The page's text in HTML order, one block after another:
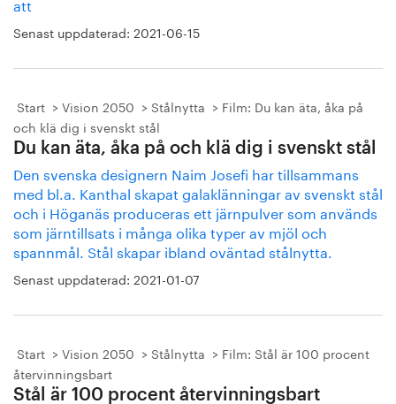
Senast uppdaterad: 2021-06-15
Start Vision 2050 Stålnytta
Film: Du kan äta, åka på
och klä dig i svenskt stål
Du kan äta, åka på och klä dig i svenskt stål
Den svenska designern Naim Josefi har tillsammans
med bl.a. Kanthal skapat galaklänningar av svenskt stål
och i Höganäs produceras ett järnpulver som används
som järntillsats i många olika typer av mjöl och
spannmål. Stål skapar ibland oväntad stålnytta.
Senast uppdaterad: 2021-01-07
Start Vision 2050 Stålnytta
Film: Stål är 100 procent
återvinningsbart
Stål är 100 procent återvinningsbart